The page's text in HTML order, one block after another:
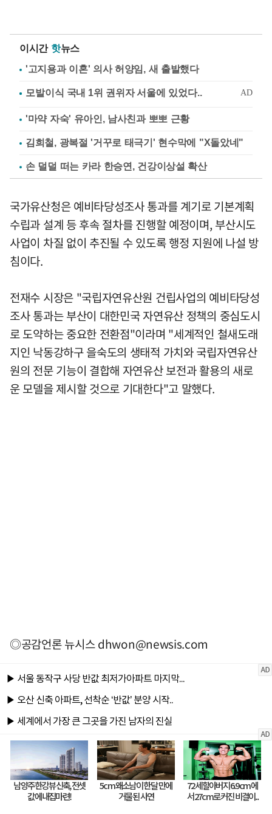
이시간 핫뉴스
'고지용과 이혼' 의사 허양임, 새 출발했다
'마약 자숙' 유아인, 남사친과 뽀뽀 근황
김희철, 광복절 '거꾸로 태극기' 현수막에 "X돌았네"
손 덜덜 떠는 카라 한승연, 건강이상설 확산
국가유산청은 예비타당성조사 통과를 계기로 기본계획
수립과 설계 등 후속 절차를 진행할 예정이며, 부산시도
사업이 차질 없이 추진될 수 있도록 행정 지원에 나설 방
침이다.
전재수 시장은 "국립자연유산원 건립사업의 예비타당성
조사 통과는 부산이 대한민국 자연유산 정책의 중심도시
로 도약하는 중요한 전환점"이라며 "세계적인 철새도래
지인 낙동강하구 을숙도의 생태적 가치와 국립자연유산
원의 전문 기능이 결합해 자연유산 보전과 활용의 새로
운 모델을 제시할 것으로 기대한다"고 말했다.
◎공감언론 뉴시스dhwon@newsis.com